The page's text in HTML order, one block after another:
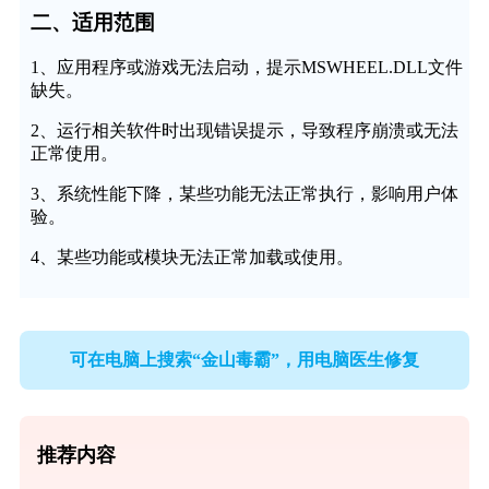
二、适用范围
1、应用程序或游戏无法启动，提示MSWHEEL.DLL文件
缺失。
2、运行相关软件时出现错误提示，导致程序崩溃或无法
正常使用。
3、系统性能下降，某些功能无法正常执行，影响用户体
验。
4、某些功能或模块无法正常加载或使用。
可在电脑上搜索“金山毒霸”，用电脑医生修复
推荐内容